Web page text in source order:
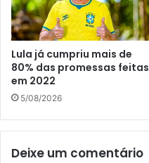
Lula já cumpriu mais de
80% das promessas feitas
em 2022
5/08/2026
Deixe um comentário